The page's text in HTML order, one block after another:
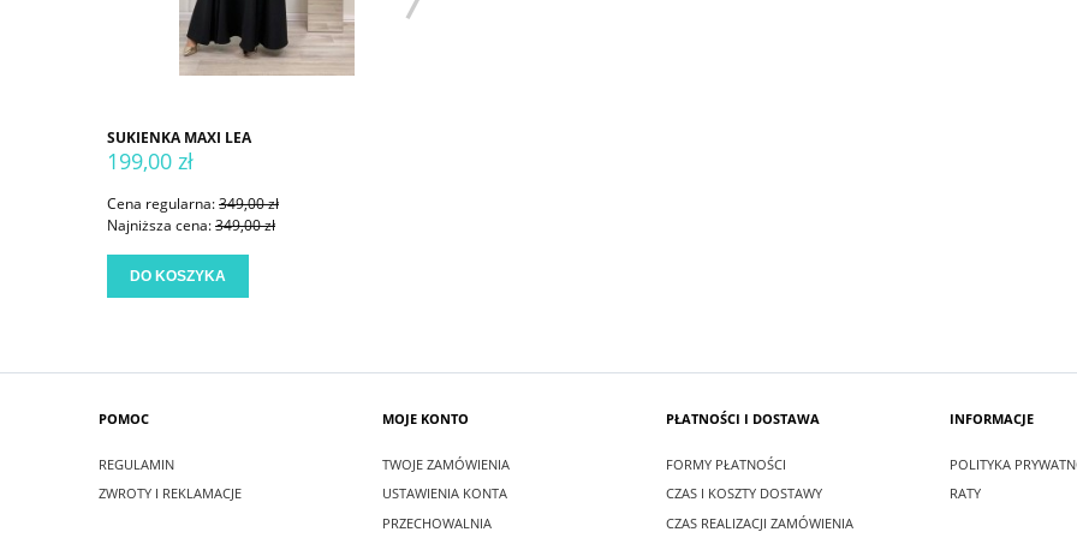
SUKIENKA MAXI LEA
199,00 zł
Cena regularna:349,00 zł
Najniższa cena:349,00 zł
DO KOSZYKA
POMOC
REGULAMIN
ZWROTY I REKLAMACJE
MOJE KONTO
TWOJE ZAMÓWIENIA
USTAWIENIA KONTA
PRZECHOWALNIA
PŁATNOŚCI I DOSTAWA
FORMY PŁATNOŚCI
CZAS I KOSZTY DOSTAWY
CZAS REALIZACJI ZAMÓWIENIA
INFORMACJE
POLITYKA
RATY